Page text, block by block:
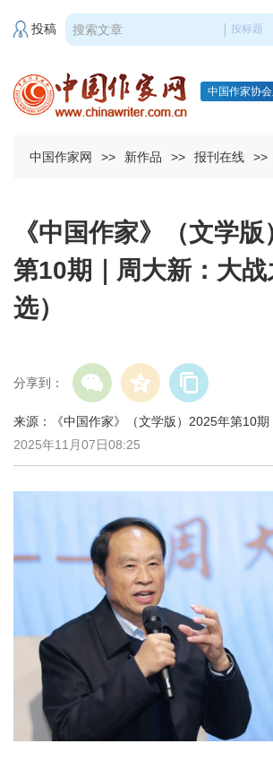
投稿
中国作家协
中国作家网 >> 新作品 >> 报刊在线 >>
《中国作家》（文学
第10期｜周大新：大
选）
分享到：
来源：《中国作家》（文学版）2025年
2025年11月07日08:25